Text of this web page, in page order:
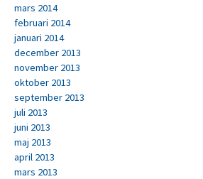
mars 2014
februari 2014
januari 2014
december 2013
november 2013
oktober 2013
september 2013
juli 2013
juni 2013
maj 2013
april 2013
mars 2013